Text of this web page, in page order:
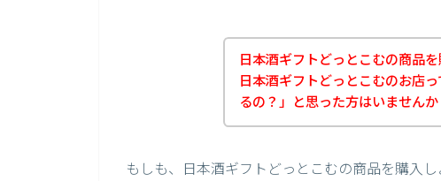
日本酒ギフトどっとこむの商品
日本酒ギフトどっとこむのお店
るの？」と思った方はいませんか
もしも、日本酒ギフトどっとこむの商品を購入